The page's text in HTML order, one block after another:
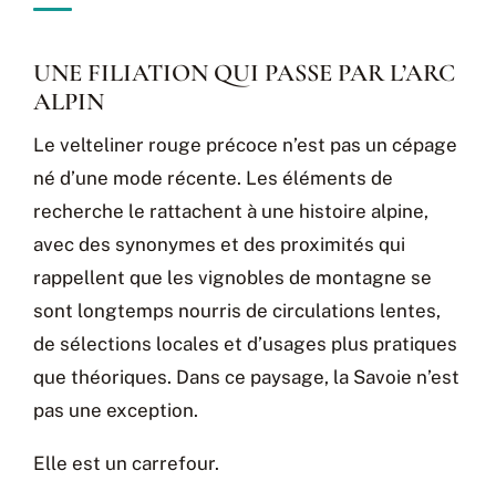
UNE FILIATION QUI PASSE PAR L’ARC
ALPIN
Le velteliner rouge précoce n’est pas un cépage
né d’une mode récente. Les éléments de
recherche le rattachent à une histoire alpine,
avec des synonymes et des proximités qui
rappellent que les vignobles de montagne se
sont longtemps nourris de circulations lentes,
de sélections locales et d’usages plus pratiques
que théoriques. Dans ce paysage, la Savoie n’est
pas une exception.
Elle est un carrefour.